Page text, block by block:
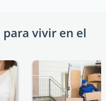
vivir en el